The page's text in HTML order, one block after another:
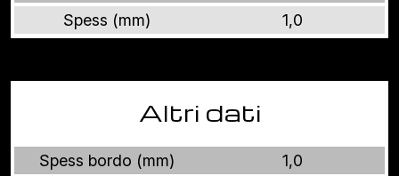
Spess (mm)
1,0
Altri dati
Spess bordo (mm)
1,0